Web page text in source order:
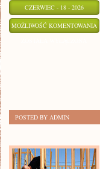
CZERWIEC - 18 - 2026
MOŻLIWOŚĆ KOMENTOWANIA
POSTED BY ADMIN